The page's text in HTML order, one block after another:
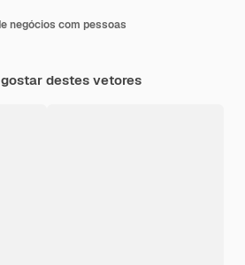
negócios com pessoas
destes vetores